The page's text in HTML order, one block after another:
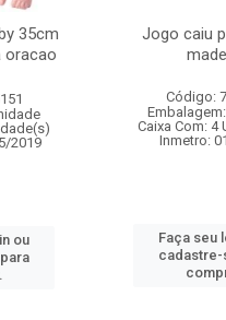
35cm
oracao
2019
ou
Jogo caiu
Código:
Caixa Com: 4
Inmetro:
Faça seu
cadastre-